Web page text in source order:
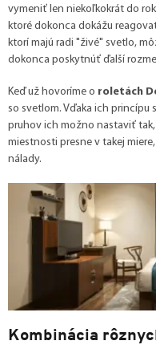
vymeniť len niekoľkokrát do
ktoré dokonca dokážu
ktorí majú radi "živé" svetlo,
dokonca poskytnúť ďalší
Keď už hovoríme o roletách
so svetlom. Vďaka ich
pruhov ich možno nastaviť
miestnosti presne v takej
nálady.
Kombinácia